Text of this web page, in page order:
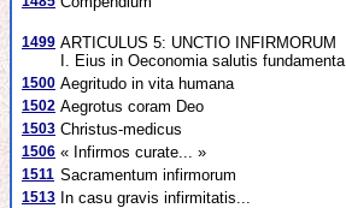
1499 ARTICULUS 5: UNCTIO INFIRMORUM
I. Eius in Oeconomia salutis fundamenta
1500 Aegritudo in vita humana
1502 Aegrotus coram Deo
1503 Christus-medicus
1506 « Infirmos curate... »
1511 Sacramentum infirmorum
1513 In casu gravis infirmitatis...